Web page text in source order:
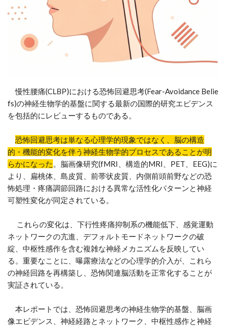
慢性腰痛(CLBP)における恐怖回避思考(Fear-Avoidance Belie
fs)の神経生物学的基盤に関する最新の国際的研究エビデンス
を包括的にレビューするものである。
恐怖回避思考は単なる心理学的現象ではなく、脳の構造
的・機能的変化を伴う神経生物学的プロセスであることが明
らかになった 。脳画像研究(fMRI、構造的MRI、PET、EEG)に
より、扁桃体、島皮質、前帯状皮質、内側前頭前野などの恐
怖処理・疼痛調節回路における異常な活性化パターンと神経
可塑性変化が同定されている。
これらの変化は、下行性疼痛抑制系の機能低下、感覚運動
ネットワークの亢進、デフォルトモードネットワークの破
綻、中枢性感作を含む複雑な神経メカニズムを反映してい
る。重要なことに、曝露療法などの心理学的介入が、これら
の神経回路を再構築し、恐怖関連脳活動を正常化することが
実証されている。
本レポートでは、恐怖回避思考の神経生物学的基盤、脳画
像エビデンス、神経経路とネットワーク、中枢性感作と神経